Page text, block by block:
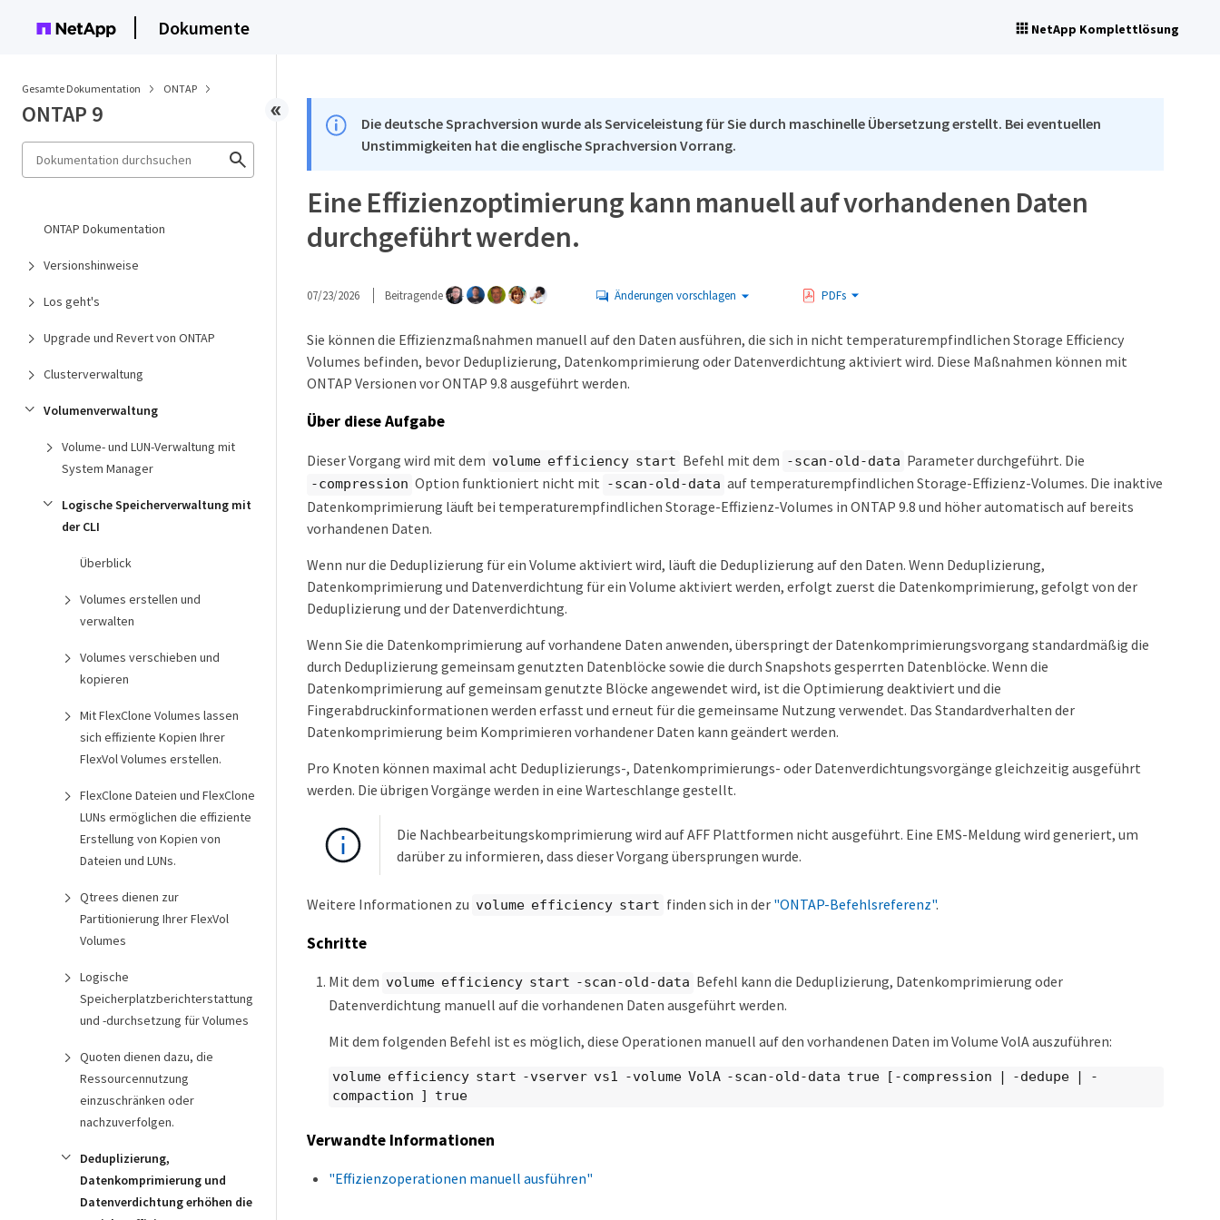
Dokumente NetApp Komplettlösung
Gesamte Dokumentation ONTAP
ONTAP 9
ONTAP Dokumentation
Versionshinweise
Los geht's
Upgrade und Revert von ONTAP
Clusterverwaltung
Volumenverwaltung
Volume- und LUN-Verwaltung mit
System Manager
Logische Speicherverwaltung mit
der CLI
Überblick
Volumes erstellen und
verwalten
Volumes verschieben und
kopieren
Mit FlexClone Volumes lassen
sich effiziente Kopien Ihrer
FlexVol Volumes erstellen.
FlexClone Dateien und FlexClone
LUNs ermöglichen die effiziente
Erstellung von Kopien von
Dateien und LUNs.
Qtrees dienen zur
Partitionierung Ihrer FlexVol
Volumes
Logische
Speicherplatzberichterstattung
und -durchsetzung für Volumes
Quoten dienen dazu, die
Ressourcennutzung
einzuschränken oder
nachzuverfolgen.
Deduplizierung,
Datenkomprimierung und
Datenverdichtung erhöhen die
Die deutsche Sprachversion wurde als Serviceleistung für Sie durch maschinelle Übersetzung erstellt. Bei eventuellen
Unstimmigkeiten hat die englische Sprachversion Vorrang.
Eine Effizienzoptimierung kann manuell auf vorhandenen Daten
durchgeführt werden.
07/23/2026 Beitragende Änderungen vorschlagen PDFs
Sie können die Effizienzmaßnahmen manuell auf den Daten ausführen, die sich in nicht temperaturempfindlichen Storage Efficiency
Volumes befinden, bevor Deduplizierung, Datenkomprimierung oder Datenverdichtung aktiviert wird. Diese Maßnahmen können mit
ONTAP Versionen vor ONTAP 9.8 ausgeführt werden.
Über diese Aufgabe
Dieser Vorgang wird mit dem volume efficiency start Befehl mit dem -scan-old-data Parameter durchgeführt. Die
-compression Option funktioniert nicht mit -scan-old-data auf temperaturempfindlichen Storage-Effizienz-Volumes. Die inaktive
Datenkomprimierung läuft bei temperaturempfindlichen Storage-Effizienz-Volumes in ONTAP 9.8 und höher automatisch auf bereits
vorhandenen Daten.
Wenn nur die Deduplizierung für ein Volume aktiviert wird, läuft die Deduplizierung auf den Daten. Wenn Deduplizierung,
Datenkomprimierung und Datenverdichtung für ein Volume aktiviert werden, erfolgt zuerst die Datenkomprimierung, gefolgt von der
Deduplizierung und der Datenverdichtung.
Wenn Sie die Datenkomprimierung auf vorhandene Daten anwenden, überspringt der Datenkomprimierungsvorgang standardmäßig die
durch Deduplizierung gemeinsam genutzten Datenblöcke sowie die durch Snapshots gesperrten Datenblöcke. Wenn die
Datenkomprimierung auf gemeinsam genutzte Blöcke angewendet wird, ist die Optimierung deaktiviert und die
Fingerabdruckinformationen werden erfasst und erneut für die gemeinsame Nutzung verwendet. Das Standardverhalten der
Datenkomprimierung beim Komprimieren vorhandener Daten kann geändert werden.
Pro Knoten können maximal acht Deduplizierungs-, Datenkomprimierungs- oder Datenverdichtungsvorgänge gleichzeitig ausgeführt
werden. Die übrigen Vorgänge werden in eine Warteschlange gestellt.
Die Nachbearbeitungskomprimierung wird auf AFF Plattformen nicht ausgeführt. Eine EMS-Meldung wird generiert, um
darüber zu informieren, dass dieser Vorgang übersprungen wurde.
Weitere Informationen zu volume efficiency start finden sich in der "ONTAP-Befehlsreferenz".
Schritte
Mit dem volume efficiency start -scan-old-data Befehl kann die Deduplizierung, Datenkomprimierung oder
Datenverdichtung manuell auf die vorhandenen Daten ausgeführt werden.
Mit dem folgenden Befehl ist es möglich, diese Operationen manuell auf den vorhandenen Daten im Volume VolA auszuführen:
volume efficiency start -vserver vs1 -volume VolA -scan-old-data true [-compression | -dedupe | -
compaction ] true
Verwandte Informationen
"Effizienzoperationen manuell ausführen"